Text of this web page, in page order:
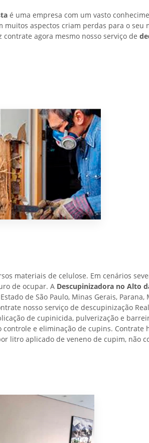
é uma empresa com um vasto
aspectos criam perdas para o seu
contrate agora mesmo nosso serviço de
materiais de celulose. Em cenários
de ocupar. A Descupinizadora no Alto
de São Paulo, Minas Gerais,
nosso serviço de descupinização
de cupinicida, pulverização e
e eliminação de cupins. Contrate
litro aplicado de veneno de cupim, não